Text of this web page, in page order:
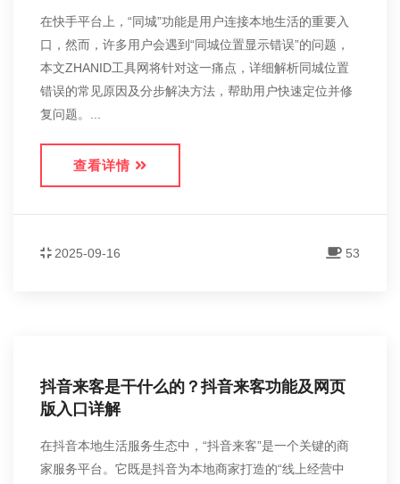
在快手平台上，“同城”功能是用户连接本地生活的重要入
口，然而，许多用户会遇到“同城位置显示错误”的问题，
本文ZHANID工具网将针对这一痛点，详细解析同城位置
错误的常见原因及分步解决方法，帮助用户快速定位并修
复问题。...
查看详情
2025-09-16 53
抖音来客是干什么的？抖音来客功能及网页
版入口详解
在抖音本地生活服务生态中，“抖音来客”是一个关键的商
家服务平台。它既是抖音为本地商家打造的“线上经营中